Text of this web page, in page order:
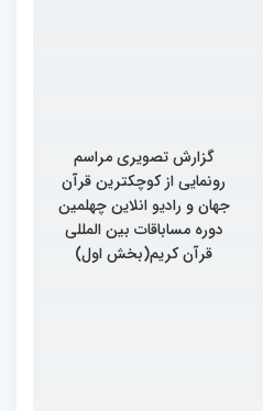
گزارش تصویری مراسم
رونمایی از کوچکترین قرآن
جهان و رادیو انلاین چهلمین
دوره مساباقات بین المللی
قرآن کریم(بخش اول)